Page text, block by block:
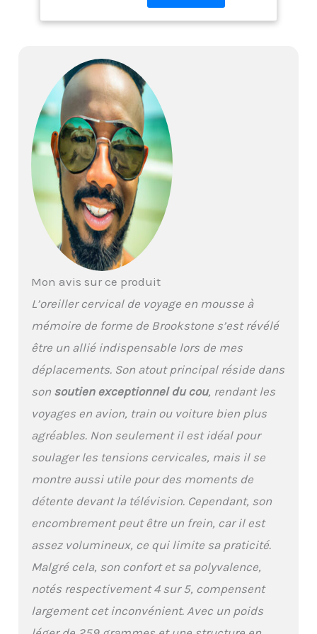
confort, une
organisation et un
rangement élevés aux
voyageurs à des prix
abordables. Visitez notre
boutique pour trouver
des cadeaux que tout
voyageur adorera et
adorera Oreiller de
voyage en mousse à
mémoire de forme :
forme Brookstone est
un oreiller en mousse à
mémoire de forme en
forme de U conçu pour
fournir un confort ultime
L'oreiller est rempli de
mousse à mémoire de
forme réactive haute
densité et recouvert de
polaire luxueuse de
haute qualité qui offre un
soutien exceptionnel à
votre tête et votre cou.
train, en voiture ou en
bus, cet oreiller
parfait pour soutenir le
sommeil droit. Soutien
coussin de soutien du
cou peut aider à rendre
Mon avis sur ce produit
L’oreiller cervical de voyage en mousse à
mémoire de forme de Brookstone s’est révélé
être un allié indispensable lors de mes
déplacements. Son atout principal réside dans
son soutien exceptionnel du cou, rendant les
voyages en avion, train ou voiture bien plus
agréables. Non seulement il est idéal pour
soulager les tensions cervicales, mais il se
montre aussi utile pour des moments de
détente devant la télévision. Cependant, son
encombrement peut être un frein, car il est
assez volumineux, ce qui limite sa praticité.
Malgré cela, son confort et sa polyvalence,
notés respectivement 4 sur 5, compensent
largement cet inconvénient. Avec un poids